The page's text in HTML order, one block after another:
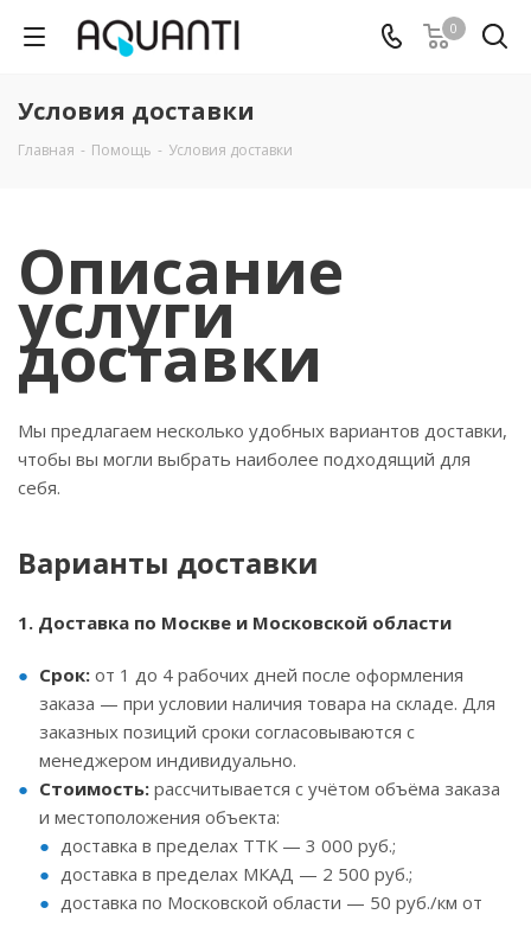
0
Условия доставки
Главная - Помощь - Условия доставки
Описание
услуги
доставки
Мы предлагаем несколько удобных вариантов доставки,
чтобы вы могли выбрать наиболее подходящий для
себя.
Варианты доставки
1. Доставка по Москве и Московской области
Срок: от 1 до 4 рабочих дней после оформления
заказа — при условии наличия товара на складе. Для
заказных позиций сроки согласовываются с
менеджером индивидуально.
Стоимость: рассчитывается с учётом объёма заказа
и местоположения объекта:
доставка в пределах ТТК — 3 000 руб.;
доставка в пределах МКАД — 2 500 руб.;
доставка по Московской области — 50 руб./км от